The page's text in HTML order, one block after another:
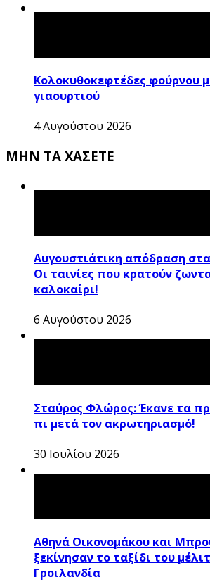
Κολοκυθοκεφτέδες φούρνου
γιαουρτιού
4 Αυγούστου 2026
ΜΗΝ ΤΑ ΧΑΣΕΤΕ
Αυγουστιάτικη απόδραση
Οι ταινίες που κρατούν
καλοκαίρι!
6 Αυγούστου 2026
Σταύρος Φλώρος: Έκανε τα
πι μετά τον ακρωτηριασμό!
30 Ιουλίου 2026
Αθηνά Οικονομάκου και
ξεκίνησαν το ταξίδι του
Γροιλανδία